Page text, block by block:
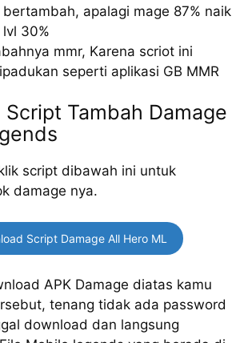
apalagi mage 87% naik
30%
mmr, Karena scriot ini
seperti aplikasi GB MMR
Tambah Damage
script dibawah ini untuk
damage nya.
Script Damage All Hero ML
APK Damage diatas kamu
tenang tidak ada password
download dan langsung